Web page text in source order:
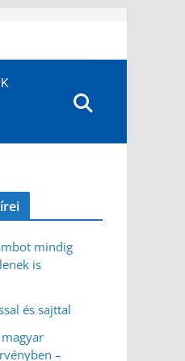
mindig
is
és sajttal
–